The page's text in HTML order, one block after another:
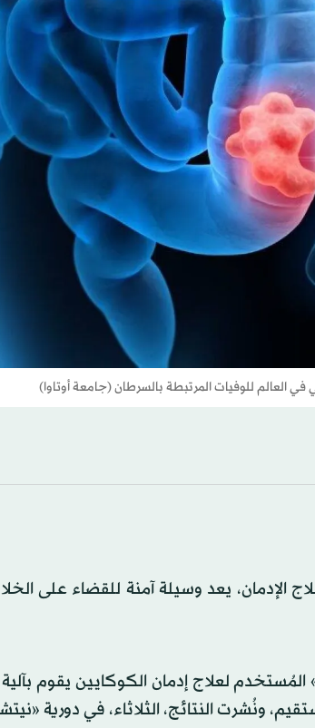
العالم للوفيات المرتبطة بالسرطان (جامعة أوتاوا)
يعد وسيلة آمنة للقضاء على
المُستخدم لعلاج إدمان الكوكايين يقوم
ونُشرت النتائج، الثلاثاء، في دورية